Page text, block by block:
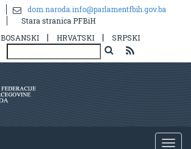
dom.naroda.info@parlamentfbih.gov.ba
Stara stranica PFBiH
BOSANSKI
| HRVATSKI | SRPSKI